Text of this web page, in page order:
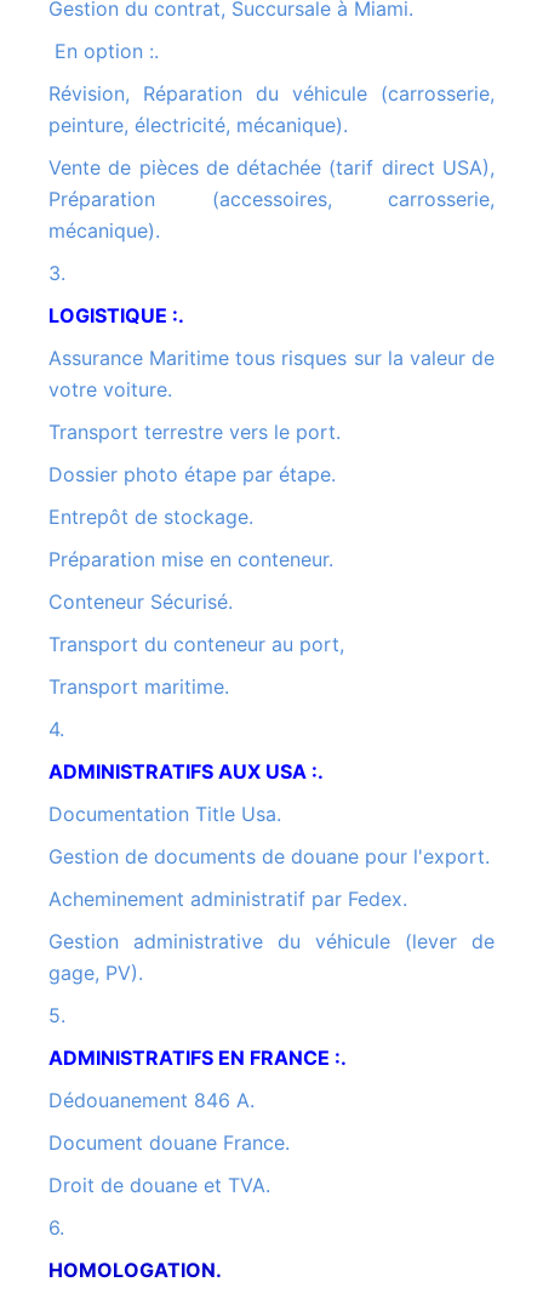
Gestion du contrat, Succursale à Miami.
En option :.
Révision, Réparation du véhicule (carrosserie,
peinture, électricité, mécanique).
Vente de pièces de détachée (tarif direct USA),
Préparation (accessoires, carrosserie,
mécanique).
3.
LOGISTIQUE :.
Assurance Maritime tous risques sur la valeur de
votre voiture.
Transport terrestre vers le port.
Dossier photo étape par étape.
Entrepôt de stockage.
Préparation mise en conteneur.
Conteneur Sécurisé.
Transport du conteneur au port,
Transport maritime.
4.
ADMINISTRATIFS AUX USA :.
Documentation Title Usa.
Gestion de documents de douane pour l'export.
Acheminement administratif par Fedex.
Gestion administrative du véhicule (lever de
gage, PV).
5.
ADMINISTRATIFS EN FRANCE :.
Dédouanement 846 A.
Document douane France.
Droit de douane et TVA.
6.
HOMOLOGATION.